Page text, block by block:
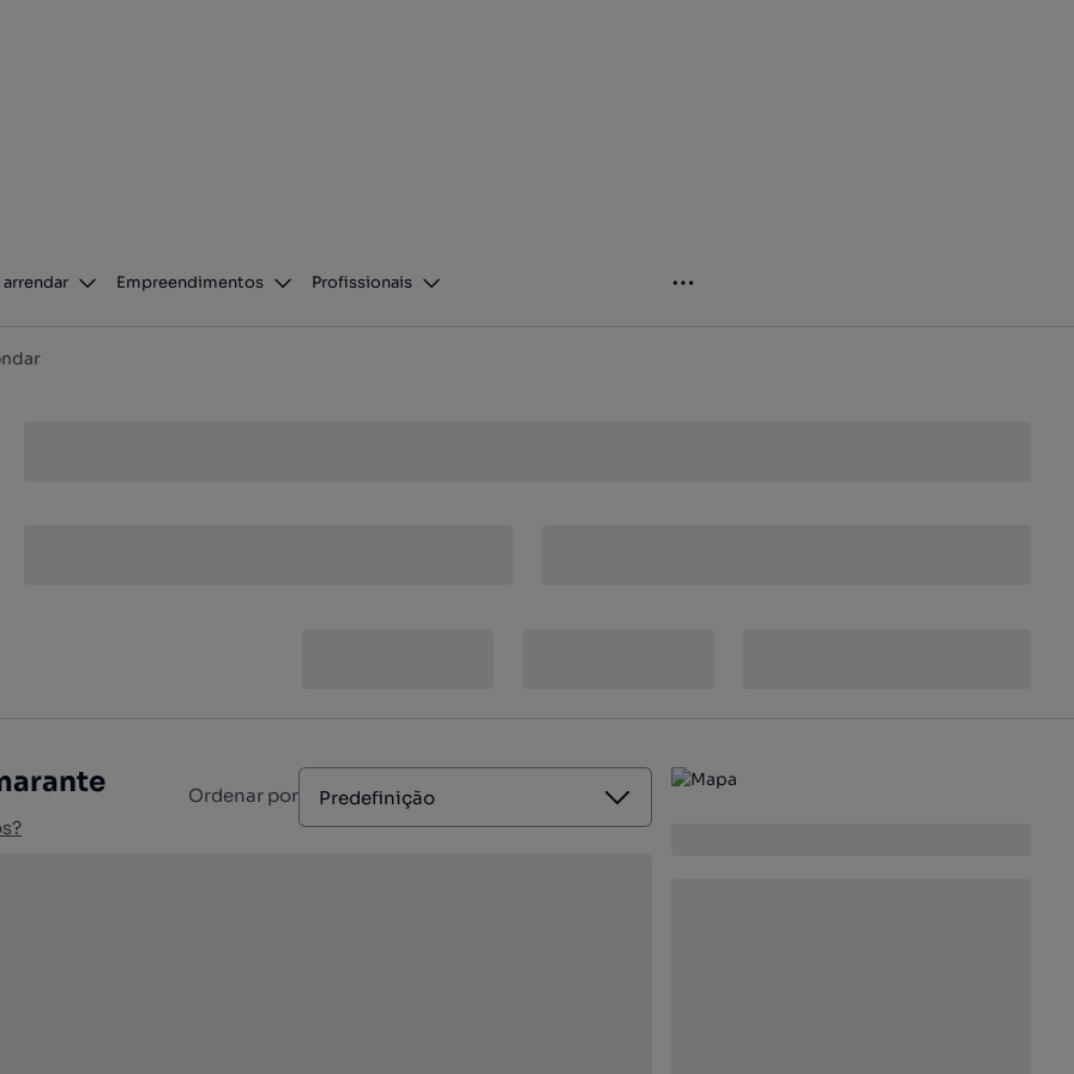
arrendar Empreendimentos Profissionais
Ordenar por Predefinição